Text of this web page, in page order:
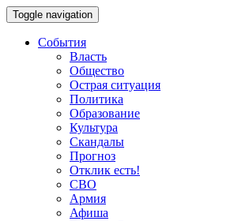
Toggle navigation
События
Власть
Общество
Острая ситуация
Политика
Образование
Культура
Скандалы
Прогноз
Отклик есть!
СВО
Армия
Афиша